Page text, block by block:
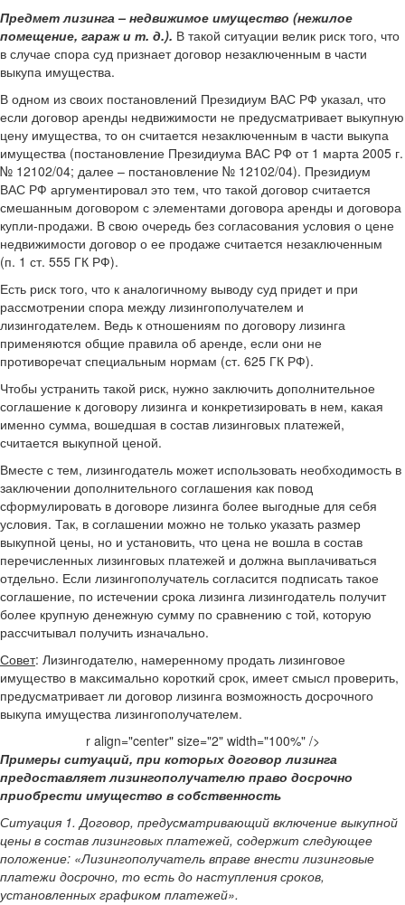
Предмет лизинга – недвижимое имущество (нежилое
помещение, гараж и т. д.). В такой ситуации велик риск того, что
в случае спора суд признает договор незаключенным в части
выкупа имущества.
В одном из своих постановлений Президиум ВАС РФ указал, что
если договор аренды недвижимости не предусматривает выкупную
цену имущества, то он считается незаключенным в части выкупа
имущества (постановление Президиума ВАС РФ от 1 марта 2005 г.
№ 12102/04; далее – постановление № 12102/04). Президиум
ВАС РФ аргументировал это тем, что такой договор считается
смешанным договором с элементами договора аренды и договора
купли-продажи. В свою очередь без согласования условия о цене
недвижимости договор о ее продаже считается незаключенным
(п. 1 ст. 555 ГК РФ).
Есть риск того, что к аналогичному выводу суд придет и при
рассмотрении спора между лизингополучателем и
лизингодателем. Ведь к отношениям по договору лизинга
применяются общие правила об аренде, если они не
противоречат специальным нормам (ст. 625 ГК РФ).
Чтобы устранить такой риск, нужно заключить дополнительное
соглашение к договору лизинга и конкретизировать в нем, какая
именно сумма, вошедшая в состав лизинговых платежей,
считается выкупной ценой.
Вместе с тем, лизингодатель может использовать необходимость в
заключении дополнительного соглашения как повод
сформулировать в договоре лизинга более выгодные для себя
условия. Так, в соглашении можно не только указать размер
выкупной цены, но и установить, что цена не вошла в состав
перечисленных лизинговых платежей и должна выплачиваться
отдельно. Если лизингополучатель согласится подписать такое
соглашение, по истечении срока лизинга лизингодатель получит
более крупную денежную сумму по сравнению с той, которую
рассчитывал получить изначально.
Совет: Лизингодателю, намеренному продать лизинговое
имущество в максимально короткий срок, имеет смысл проверить,
предусматривает ли договор лизинга возможность досрочного
выкупа имущества лизингополучателем.
r align="center" size="2" width="100%" />
Примеры ситуаций, при которых договор лизинга
предоставляет лизингополучателю право досрочно
приобрести имущество в собственность
Ситуация 1. Договор, предусматривающий включение выкупной
цены в состав лизинговых платежей, содержит следующее
положение: «Лизингополучатель вправе внести лизинговые
платежи досрочно, то есть до наступления сроков,
установленных графиком платежей».